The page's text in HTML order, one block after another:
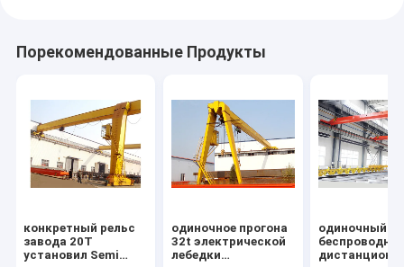
Порекомендованные Продукты
конкретный рельс
завода 20T
установил Semi
одиночное прогона
32t электрической
лебедки
одиночный
беспроводное